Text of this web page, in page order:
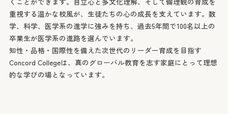
重視する温かな校風が、生徒たちの心の成長を支えています。数
学、科学、医学系の進学に強みを持ち、過去5年間で100名以上の
卒業生が医学系の進路を選んでいます。
知性・品格・国際性を備えた次世代のリーダー育成を目指す
Concord Collegeは、真のグローバル教育を志す家庭にとって理想
的な学びの場となっています。